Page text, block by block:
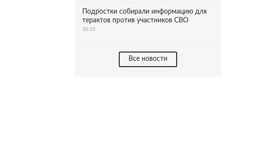
Подростки собирали информацию для
терактов против участников СВО
10:12
Все новости